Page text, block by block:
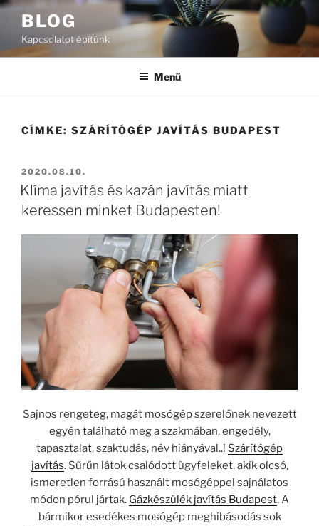
Tartalomhoz
BLOG
Kapcsolatot építünk
Menü
CÍMKE: SZÁRÍTÓGÉP JAVÍTÁS BUDAPEST
BEKÜLDVE:
2020.08.10.
Klíma javítás és kazán javítás miatt
keressen minket Budapesten!
Sajnos rengeteg, magát mosógép szerelőnek nevezett
egyén található meg a szakmában, engedély,
tapasztalat, szaktudás, név hiányával..! Szárítógép
javítás. Sűrűn látok csalódott ügyfeleket, akik olcsó,
ismeretlen forrású használt mosógéppel sajnálatos
módon pórul jártak. Gázkészülék javítás Budapest. A
bármikor esedékes mosógép meghibásodás sok